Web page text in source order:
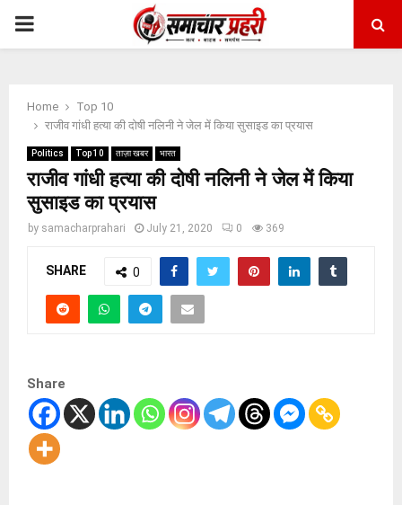
PRIMARY
Home
Top 10
राजीव गांधी हत्या की दोषी नलिनी ने जेल में किया सुसाइड का प्रयास
Politics Top 10 ताज़ा खबर भारत
राजीव गांधी हत्या की दोषी नलिनी ने जेल में किया
सुसाइड का प्रयास
by samacharprahari July 21, 2020 0 369
SHARE 0
Share